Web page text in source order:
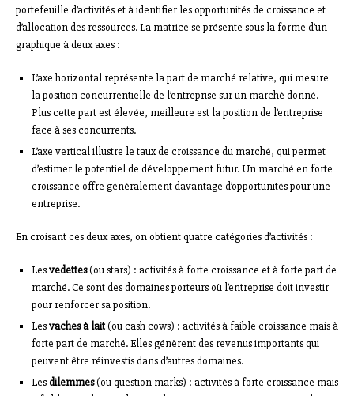
portefeuille d’activités et à identifier les opportunités de croissance et
d’allocation des ressources. La matrice se présente sous la forme d’un
graphique à deux axes :
L’axe horizontal représente la part de marché relative, qui mesure
la position concurrentielle de l’entreprise sur un marché donné.
Plus cette part est élevée, meilleure est la position de l’entreprise
face à ses concurrents.
L’axe vertical illustre le taux de croissance du marché, qui permet
d’estimer le potentiel de développement futur. Un marché en forte
croissance offre généralement davantage d’opportunités pour une
entreprise.
En croisant ces deux axes, on obtient quatre catégories d’activités :
Lesvedettes(ou stars) : activités à forte croissance et à forte part de
marché. Ce sont des domaines porteurs où l’entreprise doit investir
pour renforcer sa position.
Lesvaches à lait(ou cash cows) : activités à faible croissance mais à
forte part de marché. Elles génèrent des revenus importants qui
peuvent être réinvestis dans d’autres domaines.
Lesdilemmes(ou question marks) : activités à forte croissance mais